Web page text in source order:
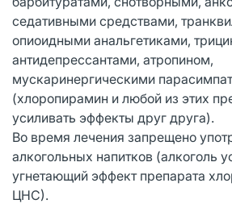
седативными средствами,
опиоидными анальгетиками,
антидепрессантами, атропином,
мускаринергическими
(хлоропирамин и любой из этих
усиливать эффекты друг друга).
Во время лечения запрещено
алкогольных напитков (алкоголь
угнетающий эффект препарата
ЦНС).